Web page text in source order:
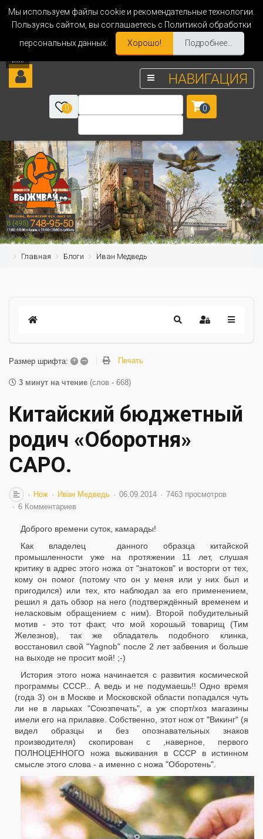
Мы используем файлы cookie и рекомендательные технологии.
Пользуясь сайтом, вы соглашаетесь с Политикой обработки
персональных данных.
Хорошо! Подробнее...
НАВИГАЦИЯ
0 0
Главная Блоги Иван Медведь
Размер шрифта: + – Печать
3 минут на чтение (слов - 668)
Китайский бюджетный
родич «Оборотня»
САРО.
Нож Иван Медведь 06.09.2014
7463 просмотров
6 Комментариев
Доброго времени суток, камарады!
Как владелец данного образца китайской
промышленности уже на протяжении 11 лет, слушая
критику в адрес этого ножа от "знатоков" и восторги от тех,
кому он помог (потому что он у меня или у них был и
пригодился) или тех, кто наблюдал за его применением,
решил я дать обзор на него (подтверждённый временем и
неласковым обращением с ним). Второй побудительный
мотив - это тот факт, что мой хорошый товарищ (Тим
Железнов), так же обладатель подобного клинка,
восстановил свой "Yagnob" после 2 лет забвения и больше
на выходе не просит мой! ;-)
История этого ножа начинается с развития космической
программы СССР... А ведь и не подумаешь!! Одно время
(года 3) он в Москве и Московской области попадался чуть
ли не в ларьках "Союзпечать", а уж спорт/хоз магазины
имели его на прилавке. Собственно, этот нож от "Викинг" (я
видел образцы и без опознавательных знаков
производителя) скопирован с ,наверное, первого
ПОЛНОЦЕННОГО ножа выживания в СССР в истинном
смысле этого слова - а именно с ножа "Оборотень".